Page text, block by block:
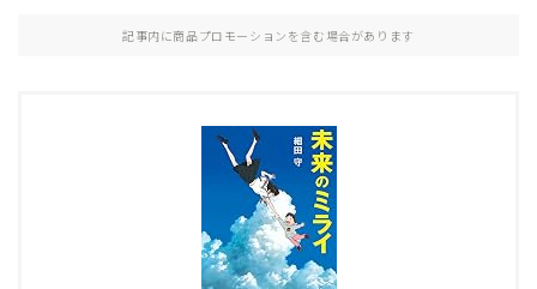
Evaluation
Good Reading
記事内に商品プロモーションを含む場合があります